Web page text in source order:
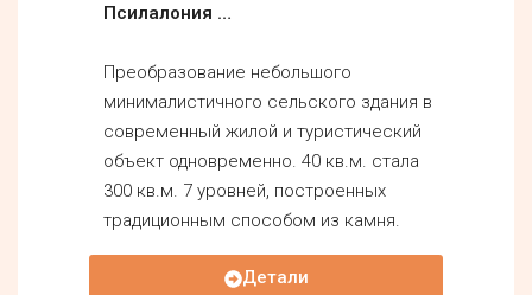
Псилалония …
Преобразование небольшого
минималистичного сельского здания в
современный жилой и туристический
объект одновременно. 40 кв.м. стала
300 кв.м. 7 уровней, построенных
традиционным способом из камня.
Детали